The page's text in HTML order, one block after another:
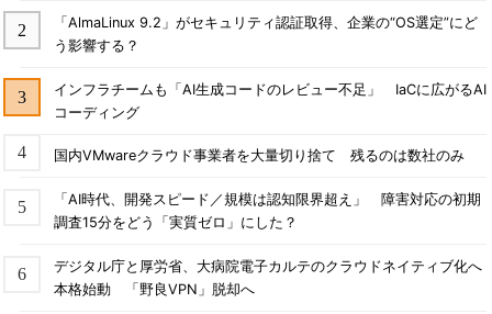
「AlmaLinux 9.2」がセキュリティ認証取得、企業の“OS選定”にど
う影響する？
インフラチームも「AI生成コードのレビュー不足」 IaCに広がるAI
コーディング
国内VMwareクラウド事業者を大量切り捨て 残るのは数社のみ
「AI時代、開発スピード／規模は認知限界超え」 障害対応の初期
調査15分をどう「実質ゼロ」にした？
デジタル庁と厚労省、大病院電子カルテのクラウドネイティブ化へ
本格始動 「野良VPN」脱却へ